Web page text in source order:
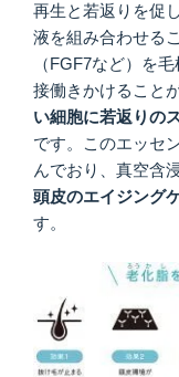
再生と若返りを促
液を組み合わせる
（FGF7など）を
接働きかけること
い細胞に若返りの
です。このエッセ
んでおり、真空含
頭皮のエイジング
す。